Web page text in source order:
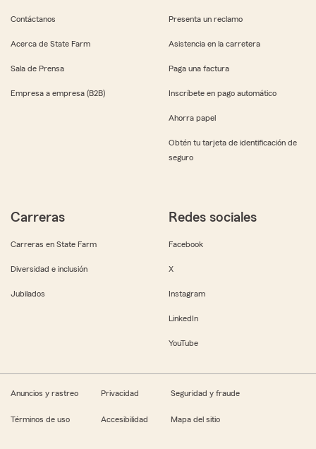
Contáctanos
Acerca de State Farm
Sala de Prensa
Empresa a empresa (B2B)
Presenta un reclamo
Asistencia en la carretera
Paga una factura
Inscríbete en pago automático
Ahorra papel
Obtén tu tarjeta de identificación de
seguro
Carreras
Carreras en State Farm
Diversidad e inclusión
Jubilados
Redes sociales
Facebook
X
Instagram
LinkedIn
YouTube
Anuncios y rastreo Privacidad Seguridad y fraude
Términos de uso Accesibilidad Mapa del sitio